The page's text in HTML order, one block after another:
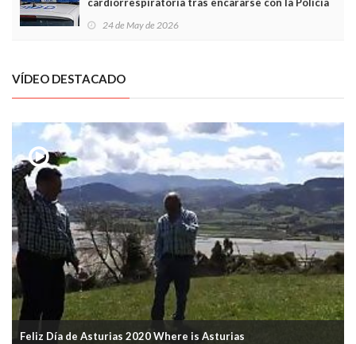
24 de May de 2026
VÍDEO DESTACADO
Feliz Día de Asturias 2020 Where is Asturias